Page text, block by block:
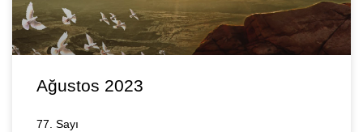
Ağustos 2023
77. Sayı